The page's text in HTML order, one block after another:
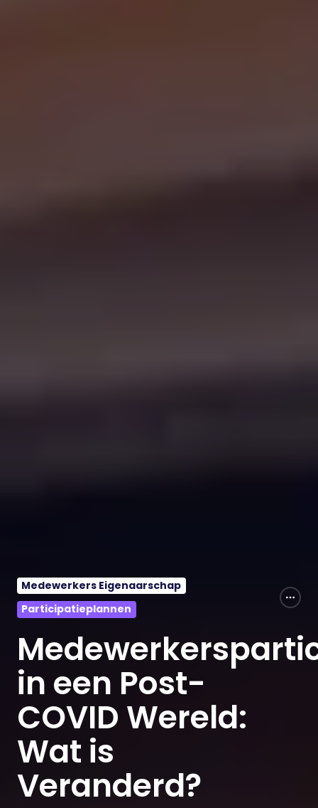
Medewerkers Eigenaarschap
Participatieplannen
in een Post-
COVID Wereld:
Wat is
Veranderd?